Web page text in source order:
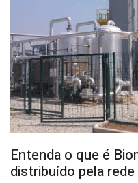
Entenda o que é
distribuído pela rede